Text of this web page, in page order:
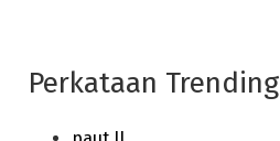
Perkataan Trending